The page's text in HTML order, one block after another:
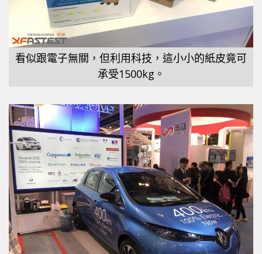
看似跟電子無關，但利用科技，這小小的紙皮竟可
承受1500kg。